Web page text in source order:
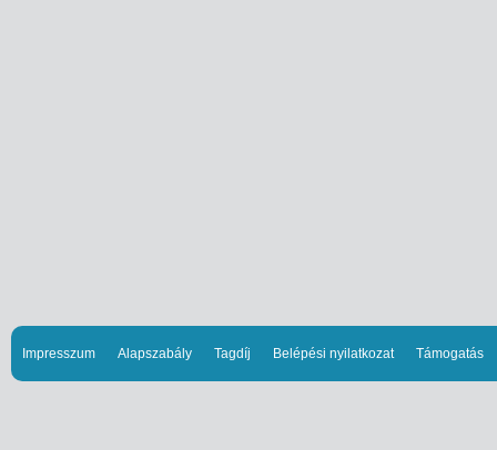
Impresszum Alapszabály Tagdíj Belépési nyilatkozat Támogatás